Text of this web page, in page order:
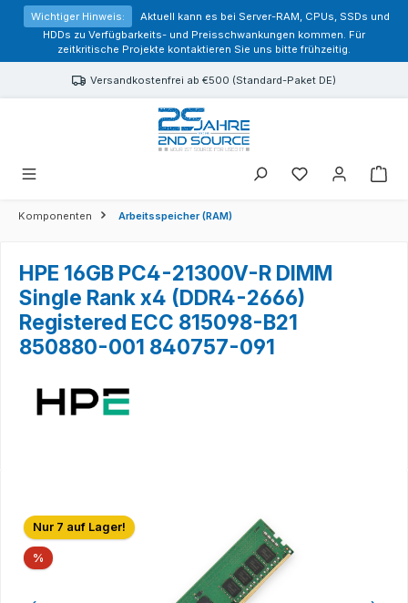
springen
Wichtiger Hinweis:
Aktuell kann es bei Server-RAM, CPUs, SSDs und
HDDs zu Verfügbarkeits- und Preisschwankungen kommen. Für
zeitkritische Projekte kontaktieren Sie uns bitte frühzeitig.
Versandkostenfrei ab €500 (Standard-Paket DE)
Sie haben 0
Komponenten Arbeitsspeicher (RAM)
HPE 16GB PC4-21300V-R DIMM
Single Rank x4 (DDR4-2666)
Registered ECC 815098-B21
850880-001 840757-091
Bildergalerie überspringen
Nur 7 auf Lager!
% Rabatt